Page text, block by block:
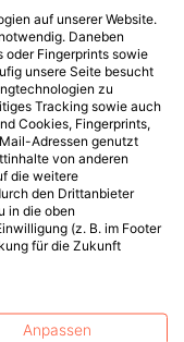
auf unserer Website.
Daneben
oder Fingerprints sowie
unsere Seite besucht
zu
Tracking sowie auch
Cookies, Fingerprints,
Adressen genutzt
von anderen
die weitere
den Drittanbieter
in die oben
(z. B. im Footer
für die Zukunft
Anpassen